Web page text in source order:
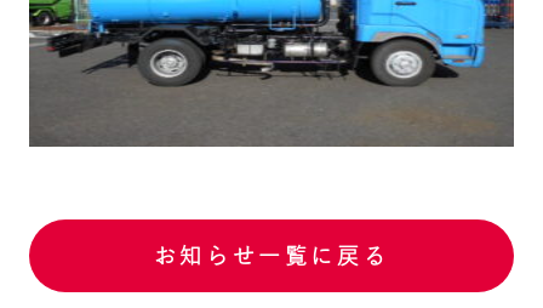
お知らせ一覧に戻る